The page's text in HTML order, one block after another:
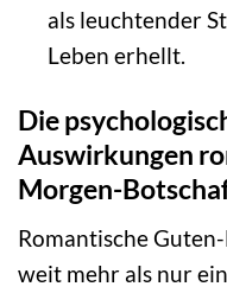
als leuchtender
Leben erhellt.
Die
Auswirkungen
Morgen-
Romantische
weit mehr als nur